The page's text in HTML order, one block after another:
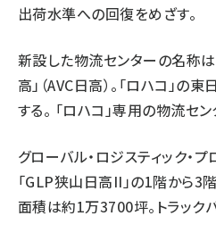
出荷水準への回復をめざす。
新設した物流センターの名称
高」（AVC日高）。「ロハコ」の
する。 「ロハコ」専用の物流セ
グローバル・ロジスティック・
「GLP狭山日高II」の1階から3
面積は約1万3700坪。トラック